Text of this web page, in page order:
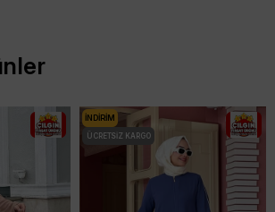
İNDIRIM
ÜCRETSIZ KARGO